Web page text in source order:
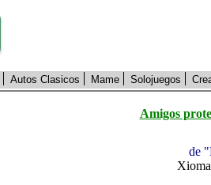
Autos Clasicos Mame Solojuegos
Amigos
de